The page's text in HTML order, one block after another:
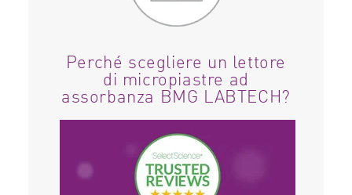
Perché scegliere un lettore
di micropiastre ad
assorbanza BMG LABTECH?